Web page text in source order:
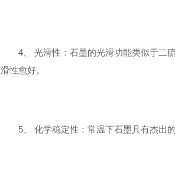
4、 光滑性：石墨的光滑功能类似于二硫
滑性愈好。
5、 化学稳定性：常温下石墨具有杰出的